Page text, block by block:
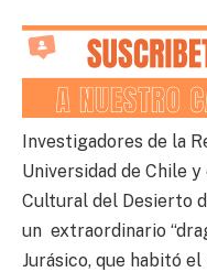
Investigadores de la
Universidad de Chile
Cultural del Desierto
un extraordinario
Jurásico, que habitó